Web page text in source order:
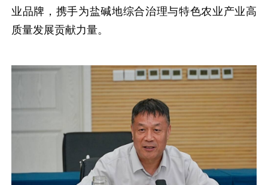
业品牌，携手为盐碱地综合治理与特色农业产业高
质量发展贡献力量。